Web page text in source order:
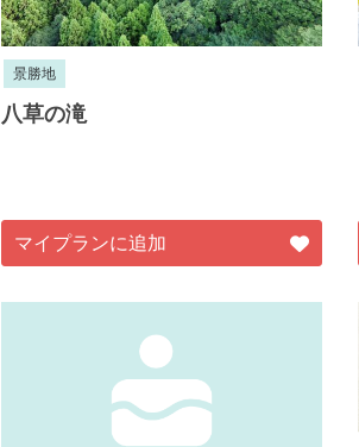
景勝地
八草の滝
マイプランに追加